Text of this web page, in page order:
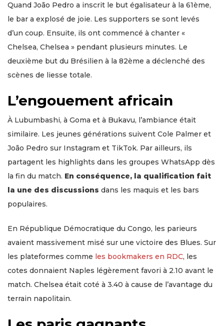
Quand João Pedro a inscrit le but égalisateur à la 61ème,
le bar a explosé de joie. Les supporters se sont levés
d’un coup. Ensuite, ils ont commencé à chanter «
Chelsea, Chelsea » pendant plusieurs minutes. Le
deuxième but du Brésilien à la 82ème a déclenché des
scènes de liesse totale.
L’engouement africain
À Lubumbashi, à Goma et à Bukavu, l’ambiance était
similaire. Les jeunes générations suivent Cole Palmer et
João Pedro sur Instagram et TikTok. Par ailleurs, ils
partagent les highlights dans les groupes WhatsApp dès
la fin du match. En conséquence, la qualification fait
la une des discussions dans les maquis et les bars
populaires.
En République Démocratique du Congo, les parieurs
avaient massivement misé sur une victoire des Blues. Sur
les plateformes comme les bookmakers en RDC, les
cotes donnaient Naples légèrement favori à 2.10 avant le
match. Chelsea était coté à 3.40 à cause de l’avantage du
terrain napolitain.